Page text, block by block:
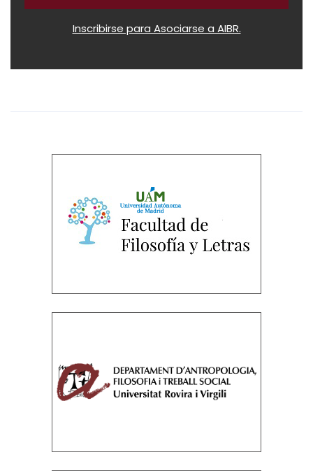
Inscribirse para Asociarse a AIBR.